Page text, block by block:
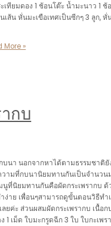
เทียมดอง 1 ช้อนโต๊ะ น้ำมะนาว 1 ช้
เส้น หั่นมะเขือเทศเป็นซีกๆ 3 ลูก,
More »
กบ
บนา นอกจากหาได้ตามธรรมชาติ
วามที่กบนานิยมทานกันเป็นจำนวน
นูที่นิยมทานกันคือผัดกระเพรากบ
ง่าย เพื่อนๆสามารถดูขั้นตอนวิธีทำ
ยค่ะ ส่วนผสมผัดกระเพรากบ เนื้อ
1 เม็ด ใบมะกรูดฉีก 3 ใบ ใบกะเพร